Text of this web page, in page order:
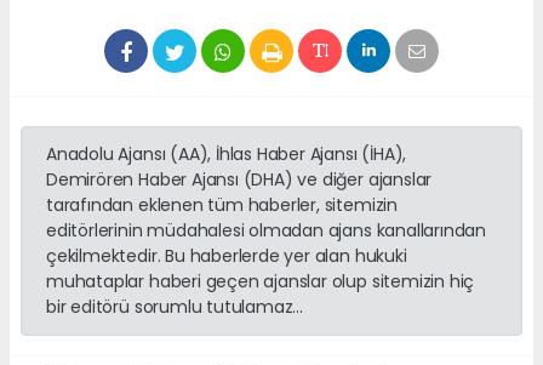
Anadolu Ajansı (AA), İhlas Haber Ajansı (İHA),
Demirören Haber Ajansı (DHA) ve diğer ajanslar
tarafından eklenen tüm haberler, sitemizin
editörlerinin müdahalesi olmadan ajans kanallarından
çekilmektedir. Bu haberlerde yer alan hukuki
muhataplar haberi geçen ajanslar olup sitemizin hiç
bir editörü sorumlu tutulamaz...